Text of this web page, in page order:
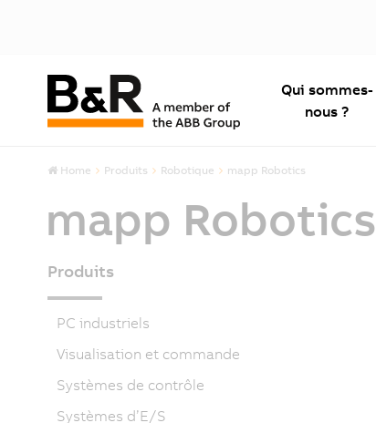
Qui sommes-
nous ?
Home Produits Robotique mapp Robotics
mapp Robotics
Produits
PC industriels
Visualisation et commande
Systèmes de contrôle
Systèmes d’E/S